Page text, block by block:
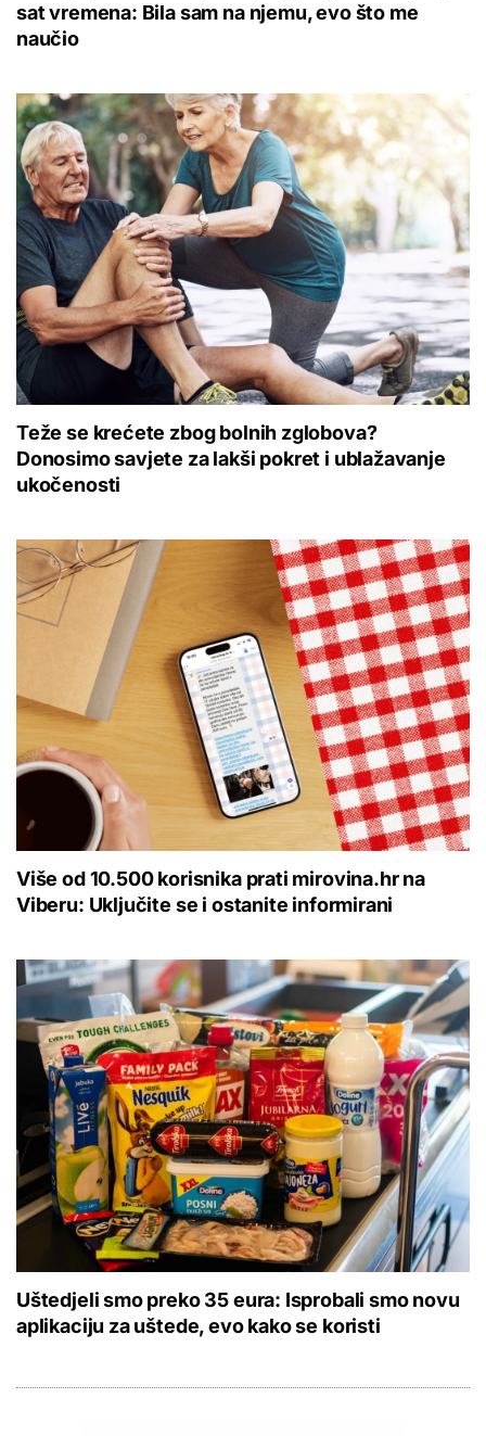
sat vremena: Bila sam na njemu, evo što me
naučio
Teže se krećete zbog bolnih zglobova?
Donosimo savjete za lakši pokret i ublažavanje
ukočenosti
Više od 10.500 korisnika prati mirovina.hr na
Viberu: Uključite se i ostanite informirani
Uštedjeli smo preko 35 eura: Isprobali smo novu
aplikaciju za uštede, evo kako se koristi